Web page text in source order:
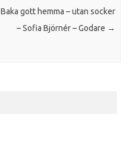
Baka gott hemma – utan socker
– Sofia Björnér – Godare →